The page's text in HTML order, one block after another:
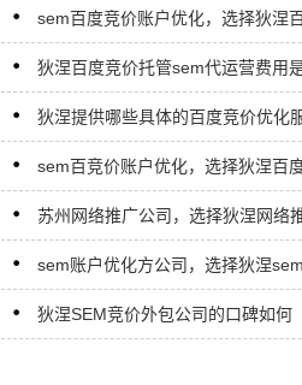
sem百度竞价账户优化，选择狄涅百
狄涅百度竞价托管sem代运营费用
狄涅提供哪些具体的百度竞价优化
sem百竞价账户优化，选择狄涅百度
苏州网络推广公司，选择狄涅网络
sem账户优化方公司，选择狄涅sem
狄涅SEM竞价外包公司的口碑如何